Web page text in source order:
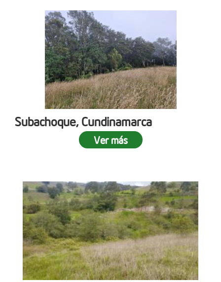
Subachoque, Cundinamarca
Ver más